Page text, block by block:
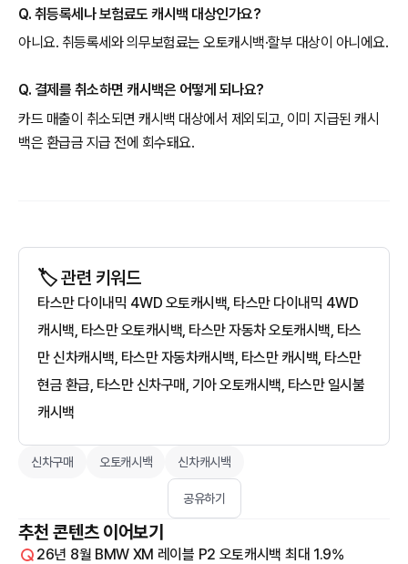
Q. 취등록세나 보험료도 캐시백 대상인가요?
아니요. 취등록세와 의무보험료는 오토캐시백·할부 대상이 아니에요.
Q. 결제를 취소하면 캐시백은 어떻게 되나요?
카드 매출이 취소되면 캐시백 대상에서 제외되고, 이미 지급된 캐시
백은 환급금 지급 전에 회수돼요.
🏷️ 관련 키워드
타스만 다이내믹 4WD 오토캐시백, 타스만 다이내믹 4WD
캐시백, 타스만 오토캐시백, 타스만 자동차 오토캐시백, 타스
만 신차캐시백, 타스만 자동차캐시백, 타스만 캐시백, 타스만
현금 환급, 타스만 신차구매, 기아 오토캐시백, 타스만 일시불
캐시백
신차구매 오토캐시백 신차캐시백
공유하기
추천 콘텐츠 이어보기
26년 8월 BMW XM 레이블 P2 오토캐시백 최대 1.9%